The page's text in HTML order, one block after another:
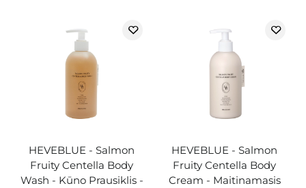
HEVEBLUE - Salmon
Fruity Centella Body
Wash - Kūno Prausiklis -
HEVEBLUE - Salmon
Fruity Centella Body
Cream - Maitinamasis